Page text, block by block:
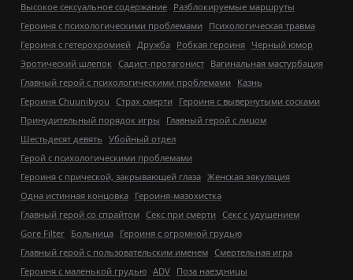
Высокое сексуальное содержание Разблокируемые маршруты
Героиня с психологическими проблемами Психологическая травма
Героиня с гетерохромией Дружба Робкая героиня Черный юмор
Эротический шлепок Садист-протагонист Вагинальная мастурбация
Главный герой с психологическими проблемами Казнь
Героиня Chuunibyou Страх смерти Героиня с вывернутыми сосками
Принудительный порядок игры
Главный герой с лицом
Шестьдесят девять Убойный отдел
Герой с психологическими проблемами
Героиня с прической, закрывающей глаза Женская эякуляция
Одна истинная концовка Героиня-мазохистка
Главный герой со спрайтом Секс при смерти Секс с удушением
Gore Filter Больница Героиня с огромной грудью
Главный герой с пользовательским именем Смертельная игра
Героиня с маленькой грудью ADV Поза наездницы